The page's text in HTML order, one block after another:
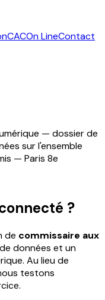
CACOn LineContact
— dossier de
sur l'ensemble
— Paris 8e
?
de commissaire aux
données et un
Au lieu de
testons